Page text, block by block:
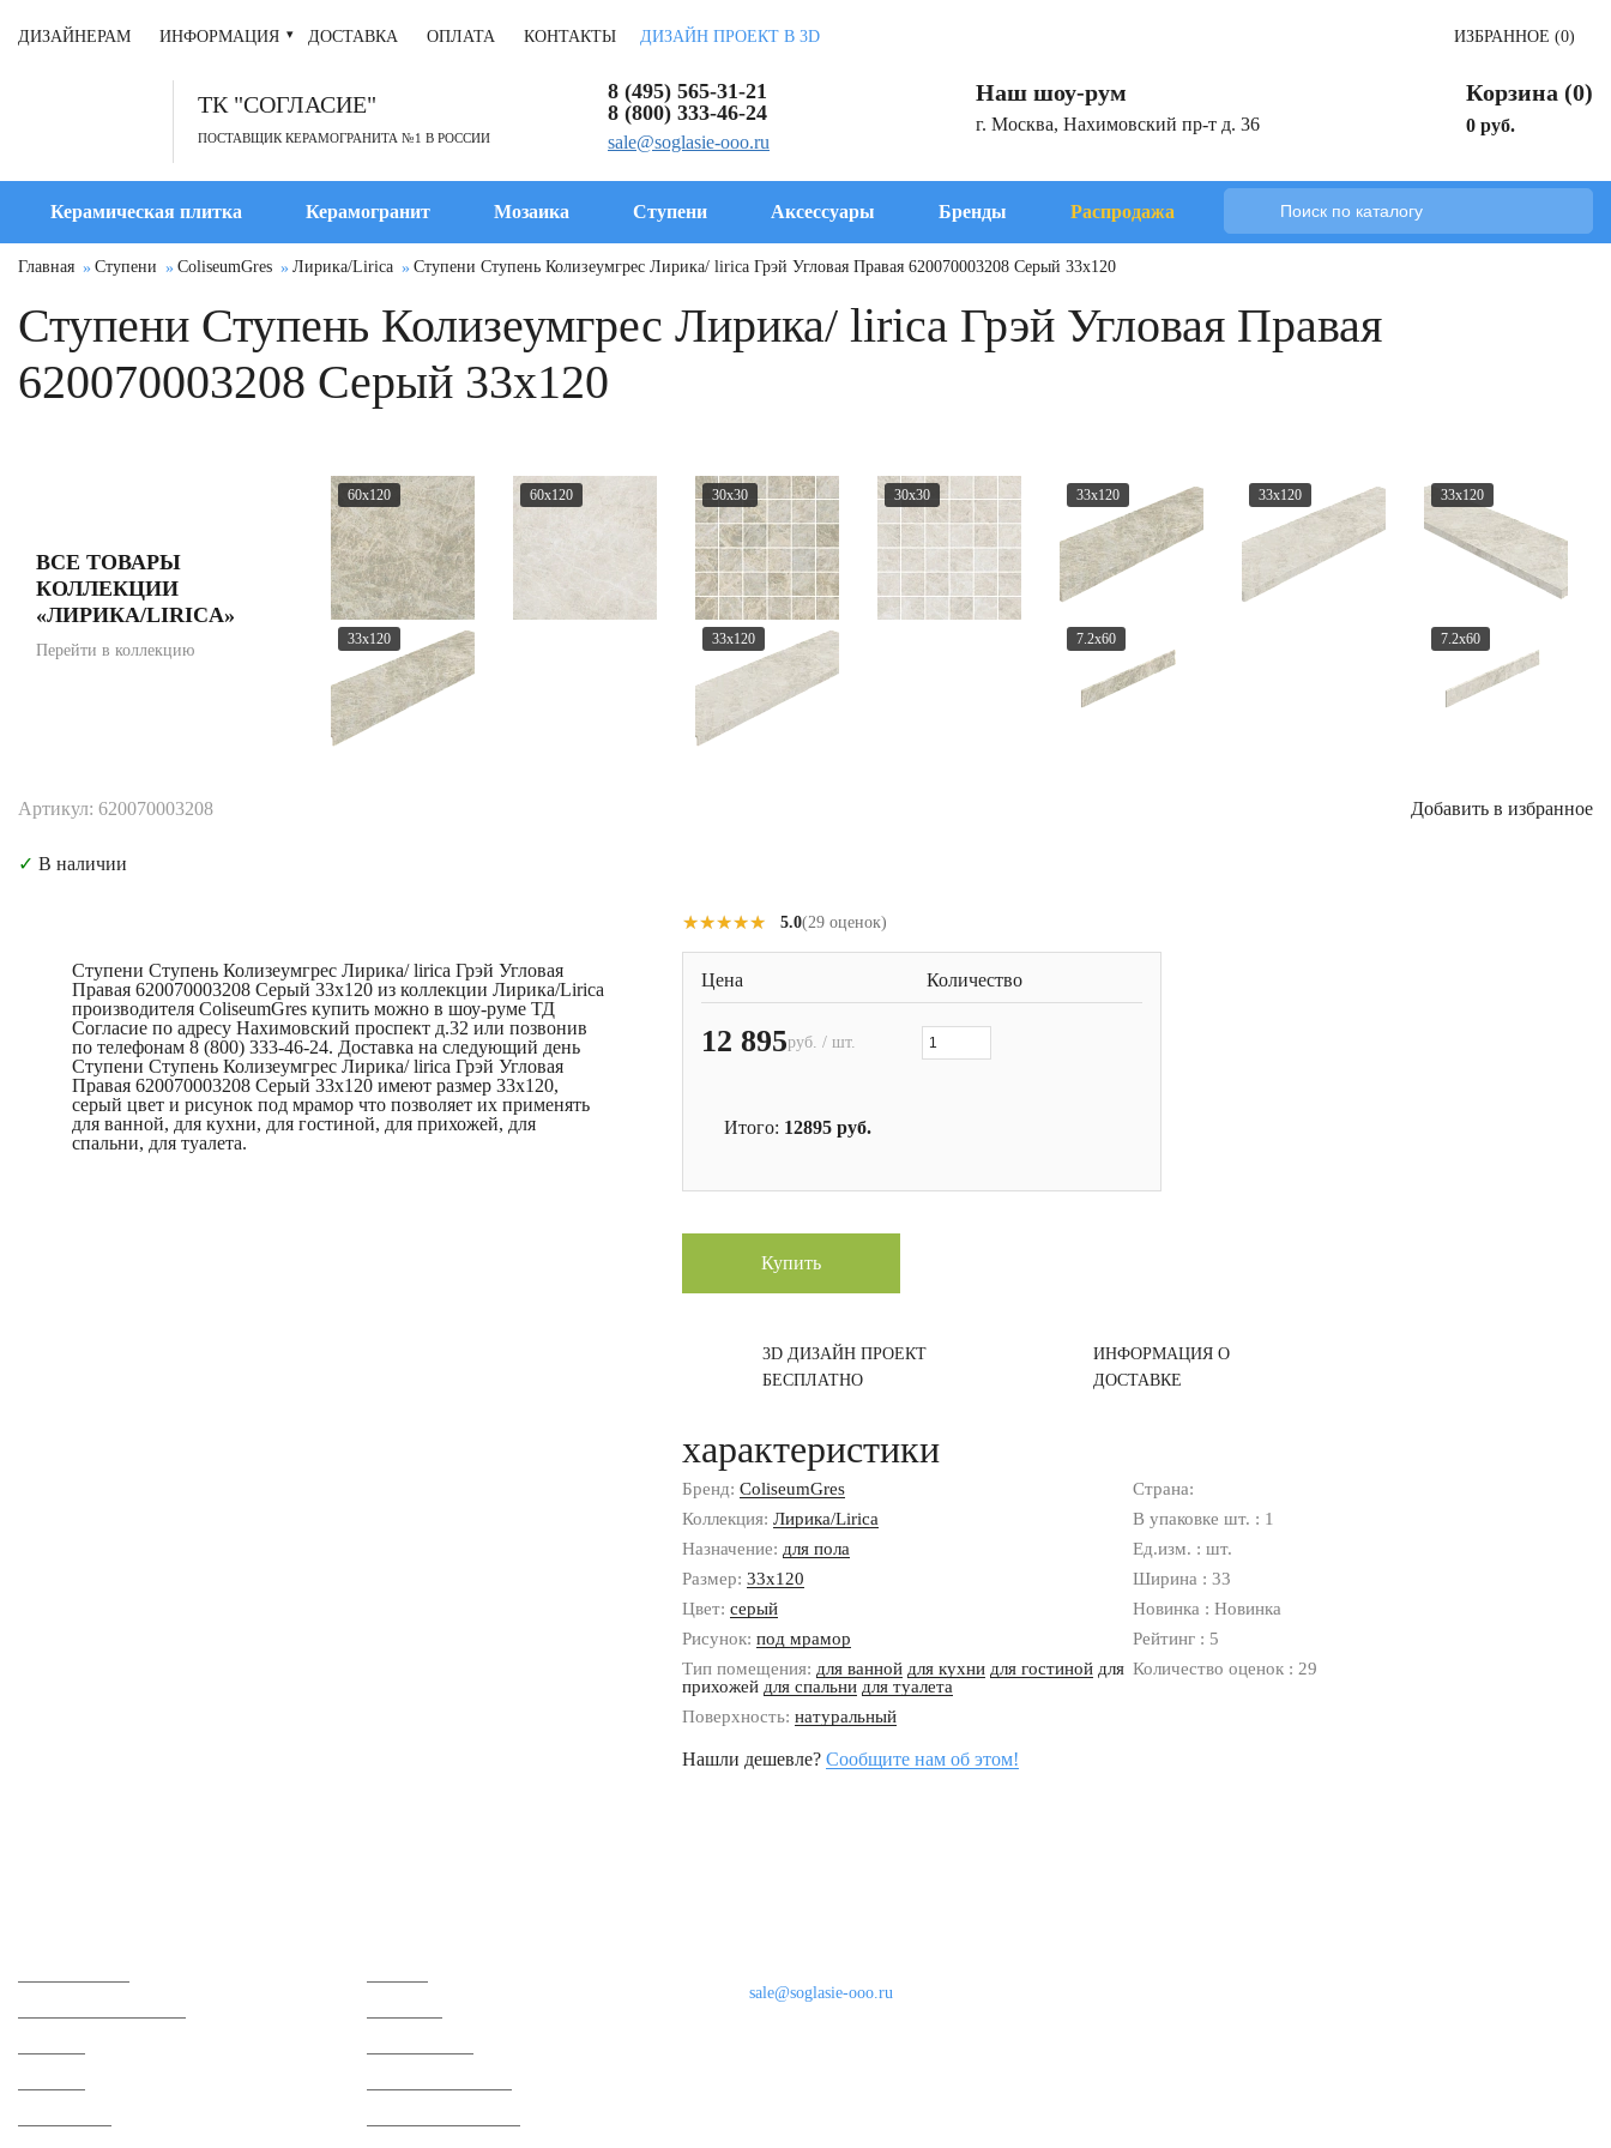
ДИЗАЙНЕРАМ ИНФОРМАЦИЯ ДОСТАВКА ОПЛАТА КОНТАКТЫ ДИЗАЙН ПРОЕКТ В 3D ИЗБРАННОЕ (0)
ТК "СОГЛАСИЕ"
ПОСТАВЩИК КЕРАМОГРАНИТА №1 В РОССИИ
8 (495) 565-31-21
8 (800) 333-46-24
sale@soglasie-ooo.ru
Наш шоу-рум
г. Москва, Нахимовский пр-т д. 36
Корзина (0)
0 руб.
Керамическая плитка Керамогранит Мозаика Ступени Аксессуары Бренды Распродажа
Главная Ступени ColiseumGres Лирика/Lirica Ступени Ступень Колизеумгрес Лирика/ lirica Грэй Угловая Правая 620070003208 Серый 33x120
Ступени Ступень Колизеумгрес Лирика/ lirica Грэй Угловая Правая
620070003208 Серый 33x120
ВСЕ ТОВАРЫ
КОЛЛЕКЦИИ
«ЛИРИКА/LIRICA»
Перейти в коллекцию
60x120 60x120 30x30 30x30 33x120 33x120 33x120
33x120 33x120 7.2x60 7.2x60
Артикул: 620070003208 Добавить в избранное
✓ В наличии
Ступени Ступень Колизеумгрес Лирика/ lirica Грэй Угловая
Правая 620070003208 Серый 33x120 из коллекции Лирика/Lirica
производителя ColiseumGres купить можно в шоу-руме ТД
Согласие по адресу Нахимовский проспект д.32 или позвонив
по телефонам 8 (800) 333-46-24. Доставка на следующий день
Ступени Ступень Колизеумгрес Лирика/ lirica Грэй Угловая
Правая 620070003208 Серый 33x120 имеют размер 33x120,
серый цвет и рисунок под мрамор что позволяет их применять
для ванной, для кухни, для гостиной, для прихожей, для
спальни, для туалета.
★★★★★
★★★★★ 5.0(29 оценок)
Цена Количество
12 895руб. / шт.
Итого: 12895 руб.
Купить
3D ДИЗАЙН ПРОЕКТ
БЕСПЛАТНО
ИНФОРМАЦИЯ О
ДОСТАВКЕ
характеристики
Бренд: ColiseumGres
Коллекция: Лирика/Lirica
Назначение: для пола
Размер: 33x120
Цвет: серый
Рисунок: под мрамор
Тип помещения: для ванной для кухни для гостиной для
прихожей для спальни для туалета
Поверхность: натуральный
Страна:
В упаковке шт. : 1
Ед.изм. : шт.
Ширина : 33
Новинка : Новинка
Рейтинг : 5
Количество оценок : 29
Нашли дешевле? Сообщите нам об этом!
sale@soglasie-ooo.ru